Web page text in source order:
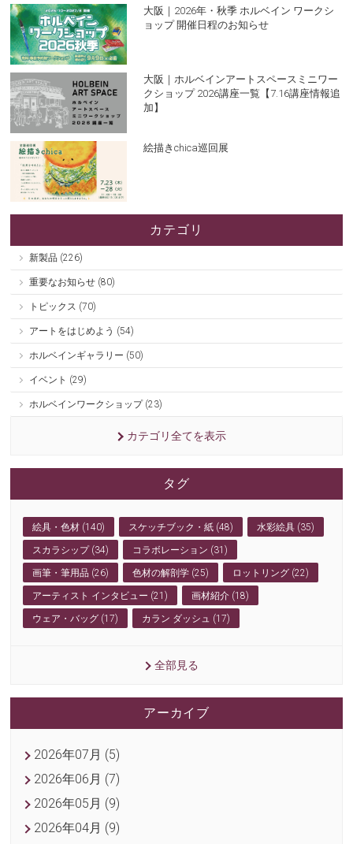
大阪｜2026年・秋季 ホルベイン ワークシ
ョップ 開催日程のお知らせ
大阪｜ホルベインアートスペースミニワー
クショップ 2026講座一覧【7.16講座情報追
加】
絵描きchica巡回展
カテゴリ
新製品 (226)
重要なお知らせ (80)
トピックス (70)
アートをはじめよう (54)
ホルベインギャラリー (50)
イベント (29)
ホルベインワークショップ (23)
カテゴリ全てを表示
タグ
絵具・色材 (140) スケッチブック・紙 (48) 水彩絵具 (35)
スカラシップ (34) コラボレーション (31)
画筆・筆用品 (26) 色材の解剖学 (25) ロットリング (22)
アーティスト インタビュー (21) 画材紹介 (18)
ウェア・バッグ (17) カラン ダッシュ (17)
全部見る
アーカイブ
2026年07月 (5)
2026年06月 (7)
2026年05月 (9)
2026年04月 (9)